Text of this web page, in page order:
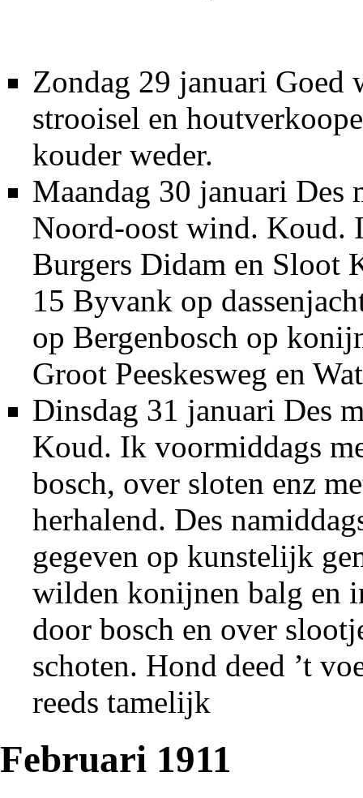
Zondag 29 januari Goed
strooisel en
kouder weder.
Maandag 30 januari Des
Noord-oost wind. Koud.
Burgers Didam en Sloot
15 Byvank op
op Bergenbosch op
Groot Peeskesweg en
Dinsdag 31 januari Des
Koud. Ik voormiddags
bosch, over sloten enz
herhalend. Des
gegeven op kunstelijk
wilden konijnen balg en
door bosch en over
schoten. Hond deed ’t
reeds tamelijk
Februari 1911